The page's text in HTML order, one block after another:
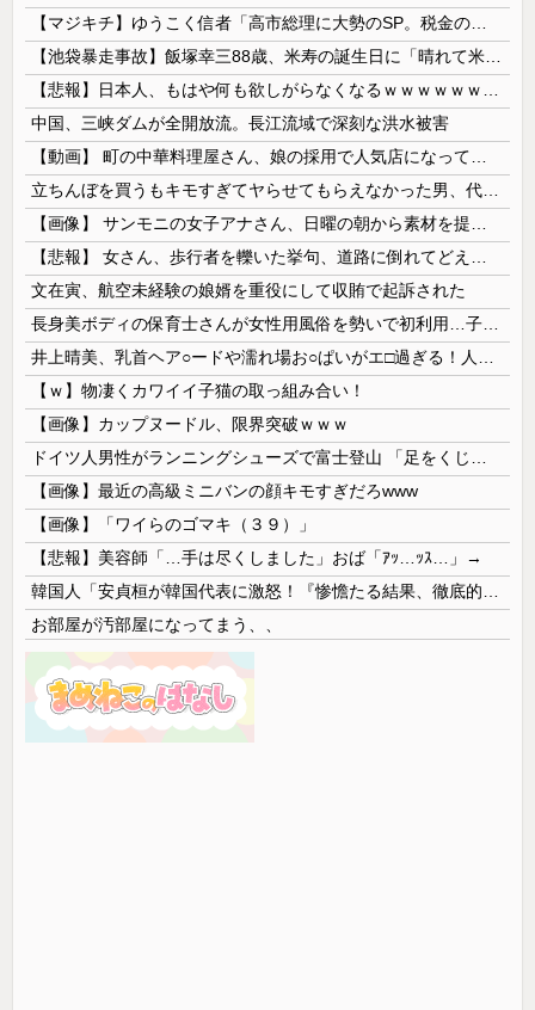
中国、三峡ダムが全開放流。長江流域で深刻な洪水被害
文在寅、航空未経験の娘婿を重役にして収賄で起訴された
【ｗ】物凄くカワイイ子猫の取っ組み合い！
【画像】カップヌードル、限界突破ｗｗｗ
【画像】最近の高級ミニバンの顔キモすぎだろwww
【画像】「ワイらのゴマキ（３９）」
【悲報】美容師「…手は尽くしました」おば「ｱｯ…ｯｽ…」→
お部屋が汚部屋になってまう、、